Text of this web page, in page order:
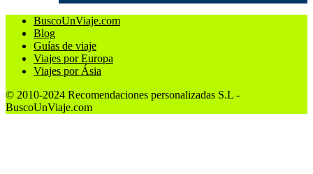
BuscoUnViaje.com
Blog
Guías de viaje
Viajes por Europa
Viajes por Ásia
© 2010-2024 Recomendaciones personalizadas S.L -
BuscoUnViaje.com